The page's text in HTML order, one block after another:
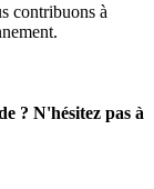
contribuons à
? N'hésitez pas à